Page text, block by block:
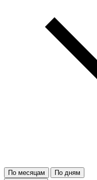
По месяцам
По дням